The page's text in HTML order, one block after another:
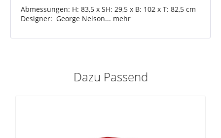
Abmessungen: H: 83,5 x SH: 29,5 x B: 102 x T: 82,5 cm
Designer: George Nelson... mehr
Dazu Passend